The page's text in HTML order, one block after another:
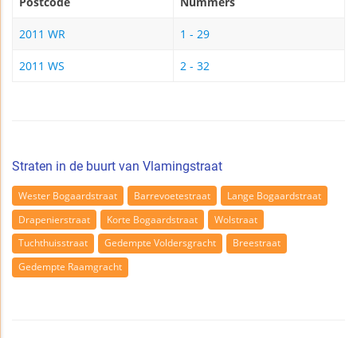
2011 WR 1 - 29
2011 WS 2 - 32
Straten in de buurt van Vlamingstraat
Wester Bogaardstraat Barrevoetestraat
Lange Bogaardstraat
Drapenierstraat
Korte Bogaardstraat
Wolstraat
Tuchthuisstraat
Gedempte Voldersgracht
Breestraat
Gedempte Raamgracht